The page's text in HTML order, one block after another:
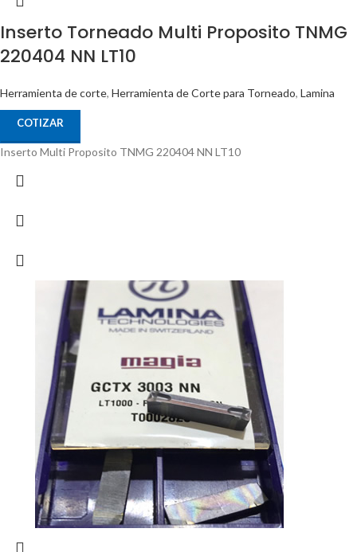
Inserto Torneado Multi Proposito TNMG
220404 NN LT10
Herramienta de corte, Herramienta de Corte para Torneado, Lamina
COTIZAR
Inserto Multi Proposito TNMG 220404 NN LT10